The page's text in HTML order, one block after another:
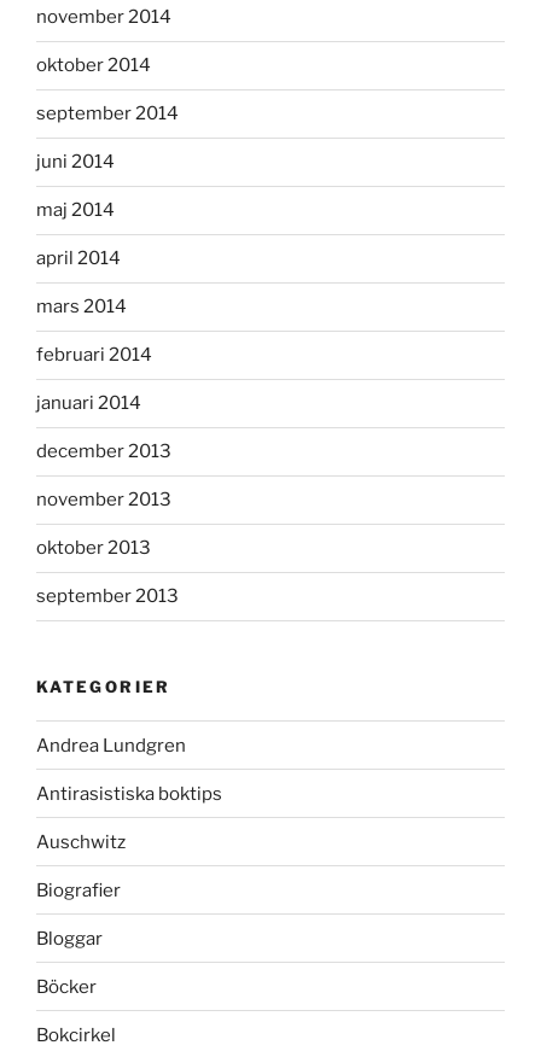
november 2014
oktober 2014
september 2014
juni 2014
maj 2014
april 2014
mars 2014
februari 2014
januari 2014
december 2013
november 2013
oktober 2013
september 2013
KATEGORIER
Andrea Lundgren
Antirasistiska boktips
Auschwitz
Biografier
Bloggar
Böcker
Bokcirkel